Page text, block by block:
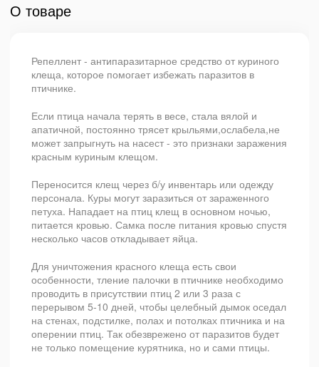
О товаре
Репеллент - антипаразитарное средство от куриного
клеща, которое помогает избежать паразитов в
птичнике.
Если птица начала терять в весе, стала вялой и
апатичной, постоянно трясет крыльями,ослабела,не
может запрыгнуть на насест - это признаки заражения
красным куриным клещом.
Переносится клещ через б/у инвентарь или одежду
персонала. Куры могут заразиться от зараженного
петуха. Нападает на птиц клещ в основном ночью,
питается кровью. Самка после питания кровью спустя
несколько часов откладывает яйца.
Для уничтожения красного клеща есть свои
особенности, тление палочки в птичнике необходимо
проводить в присутствии птиц 2 или 3 раза с
перерывом 5-10 дней, чтобы целебный дымок оседал
на стенах, подстилке, полах и потолках птичника и на
оперении птиц. Так обезврежено от паразитов будет
не только помещение курятника, но и сами птицы.